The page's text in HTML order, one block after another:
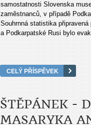
samostatnosti Slovenska
zaměstnanců, v případě
Souhrnná statistika
a Podkarpatské Rusi bylo
CELÝ PŘÍSPĚVEK
ŠTĚPÁNEK -
MASARYKA